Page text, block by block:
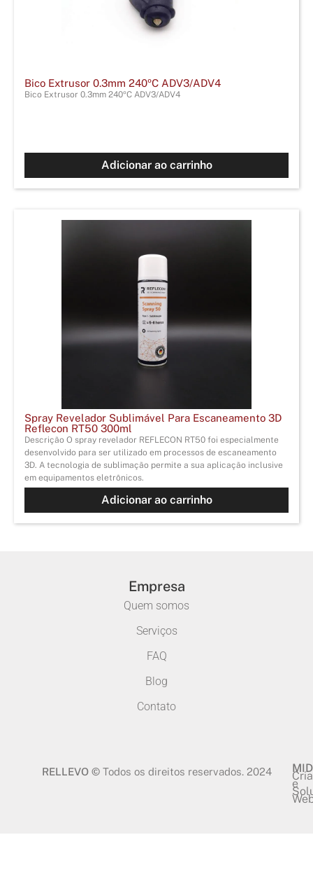
Bico Extrusor 0.3mm 240ºC ADV3/ADV4
Bico Extrusor 0.3mm 240ºC ADV3/ADV4
Adicionar ao carrinho
Spray Revelador Sublimável Para Escaneamento 3D
Reflecon RT50 300ml
Descrição O spray revelador REFLECON RT50 foi especialmente
desenvolvido para ser utilizado em processos de escaneamento
3D. A tecnologia de sublimação permite a sua aplicação inclusive
em equipamentos eletrônicos.
Adicionar ao carrinho
Empresa
Quem somos
Serviços
FAQ
Blog
Contato
RELLEVO ©Todos os direitos reservados. 2024
e